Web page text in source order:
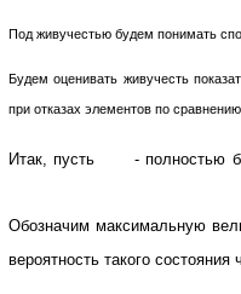
Под живучестью будем понимать
Будем оценивать живучесть
при отказах элементов по
Итак, пусть - полностью
Обозначим максимальную
вероятность такого состояния